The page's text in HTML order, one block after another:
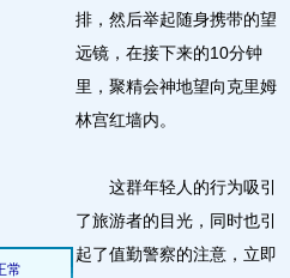
排，然后举起随身携带的望
远镜，在接下来的10分钟
里，聚精会神地望向克里姆
林宫红墙内。
这群年轻人的行为吸引
了旅游者的目光，同时也引
起了值勤警察的注意，立即